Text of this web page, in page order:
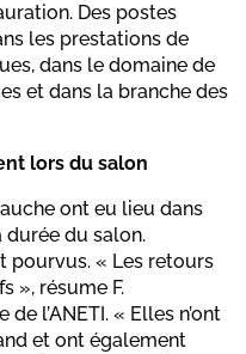
Des postes
les prestations de
dans le domaine de
et dans la branche des
lors du salon
ont eu lieu dans
du salon.
pourvus. « Les retours
», résume F.
l’ANETI. « Elles n’ont
et ont également